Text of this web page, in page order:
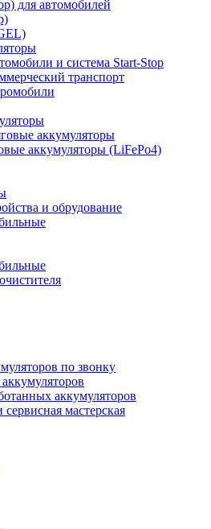
для автомобилей
и система Start-Stop
транспорт
аккумуляторы
аккумуляторы (LiFePo4)
и обрудование
по звонку
аккумуляторов
мастерская